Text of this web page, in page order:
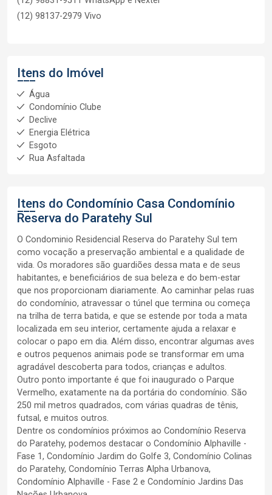
(12) 98137-2979 Vivo
Itens do Imóvel
Água
Condomínio Clube
Declive
Energia Elétrica
Esgoto
Rua Asfaltada
Itens do Condomínio Casa Condomínio
Reserva do Paratehy Sul
O Condominio Residencial Reserva do Paratehy Sul tem
como vocação a preservação ambiental e a qualidade de
vida. Os moradores são guardiões dessa mata e de seus
habitantes, e beneficiários de sua beleza e do bem-estar
que nos proporcionam diariamente. Ao caminhar pelas ruas
do condomínio, atravessar o túnel que termina ou começa
na trilha de terra batida, e que se estende por toda a mata
localizada em seu interior, certamente ajuda a relaxar e
colocar o papo em dia. Além disso, encontrar algumas aves
e outros pequenos animais pode se transformar em uma
agradável descoberta para todos, crianças e adultos.
Outro ponto importante é que foi inaugurado o Parque
Vermelho, exatamente na da portária do condomínio. São
250 mil metros quadrados, com várias quadras de tênis,
futsal, e muitos outros.
Dentre os condomínios próximos ao Condomínio Reserva
do Paratehy, podemos destacar o Condomínio Alphaville -
Fase 1, Condomínio Jardim do Golfe 3, Condomínio Colinas
do Paratehy, Condomínio Terras Alpha Urbanova,
Condomínio Alphaville - Fase 2 e Condomínio Jardins Das